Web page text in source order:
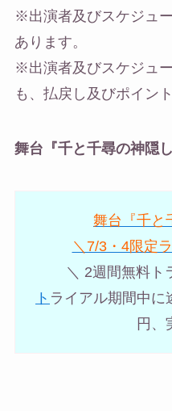
※出演者及びスケジュ
あります。
※出演者及びスケジュ
も、払戻し及びポイン
舞台『千と千尋の神隠
舞台『千と
＼7/3・4限定
＼ 2週間無料ト
ト ライアル期間中に
円、